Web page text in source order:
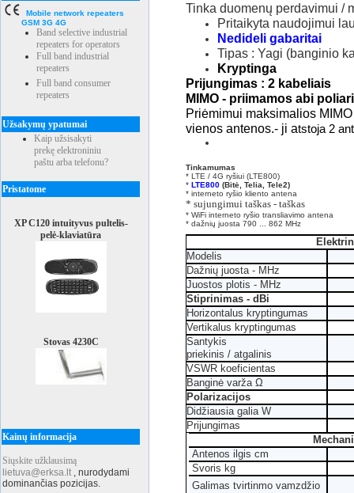
Mobile network repeaters
GSM 3G 4G
Band selective industrial
repeaters for operators
Full band industrial
repeaters
Full band consumer
repeaters
Užsakymų ypatumai
Kaip užsisakyti
prekę elektroniniu
paštu arba telefonu?
Pristatome
XP C120 intuityvus pultelis-
pelė-klaviatūra
Stovas 4230C
Kainų informacija
Siųskite užklausimą
lietuva@erksa.lt , nurodydami
dominančias pozicijas.
Tinka duomenų perdavimui /
Pritaikyta naudojimui
Nedideli gabaritai
Tipas : Yagi (banginio
Kryptinga
Prijungimas : 2 kabeliais
MIMO - priimamos abi
Priėmimui maksimalios
vienos antenos.- ji atstoja 2
Tinkamumas
* LTE / 4G ryšiui (LTE800)
* LTE800 (Bitė, Telia, Tele2)
* interneto ryšio kliento antena
* sujungimui taškas - taškas
* WiFi interneto ryšio transliavimo antena
* dažnių juosta 790 ... 862 MHz
Modelis
Dažnių juosta - MHz
Juostos plotis - MHz
Stiprinimas - dBi
Horizontalus kryptingumas
Vertikalus kryptingumas
Santykis
priekinis / atgalinis
VSWR koeficientas
Banginė varža Ω
Polarizacijos
Didžiausia galia W
Prijungimas
Antenos ilgis cm
Svoris kg
Galimas tvirtinmo vamzdžio